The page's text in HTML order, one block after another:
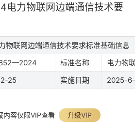
力物联网边端通信技术要
联网边端通信技术要求标准基础信息
标准名称
电力物
25 实施日期 2025-
内容仅限VIP查看 升级VIP